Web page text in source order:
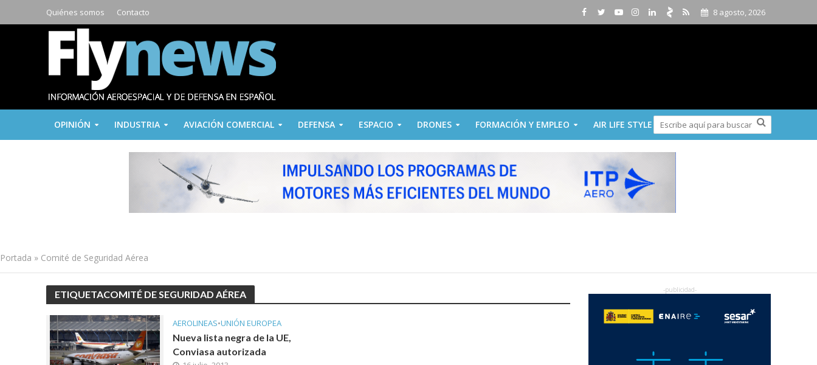
Quiénes somos Contacto 8 agosto, 2026
OPINIÓN INDUSTRIA AVIACIÓN COMERCIAL DEFENSA ESPACIO DRONES FORMACIÓN Y EMPLEO AIR LIFE STYLE
Portada » Comité de Seguridad Aérea
ETIQUETACOMITÉ DE SEGURIDAD AÉREA
AEROLINEAS•UNIÓN EUROPEA
Nueva lista negra de la UE,
Conviasa autorizada